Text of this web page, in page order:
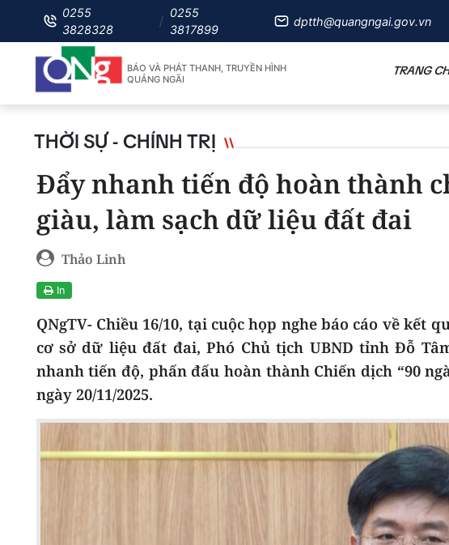
0255
3828328
0255
3817899
dptth@quangngai.gov.vn
BÁO VÀ PHÁT THANH, TRUYỀN HÌNH
QUẢNG NGÃI
TRANG
THỜI SỰ - CHÍNH TRỊ
Đẩy nhanh tiến độ hoàn thành
giàu, làm sạch dữ liệu đất đai
Thảo Linh
In
QNgTV- Chiều 16/10, tại cuộc họp nghe báo cáo về
cơ sở dữ liệu đất đai, Phó Chủ tịch UBND tỉnh Đỗ
nhanh tiến độ, phấn đấu hoàn thành Chiến dịch “90
ngày 20/11/2025.